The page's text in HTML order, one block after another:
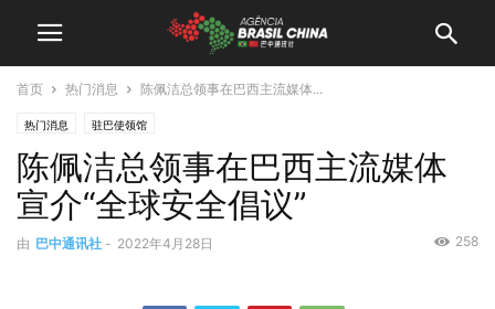
首页 热门消息 陈佩洁总领事在巴西主流媒体...
热门消息 驻巴使领馆
陈佩洁总领事在巴西主流媒体
宣介“全球安全倡议”
由 巴中通讯社 - 2022年4月28日 258